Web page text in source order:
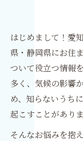
はじめまして！愛
県・静岡県にお住
ついて役立つ情報
多く、気候の影響
め、知らないうち
起こすことがありま
そんなお悩みを抱